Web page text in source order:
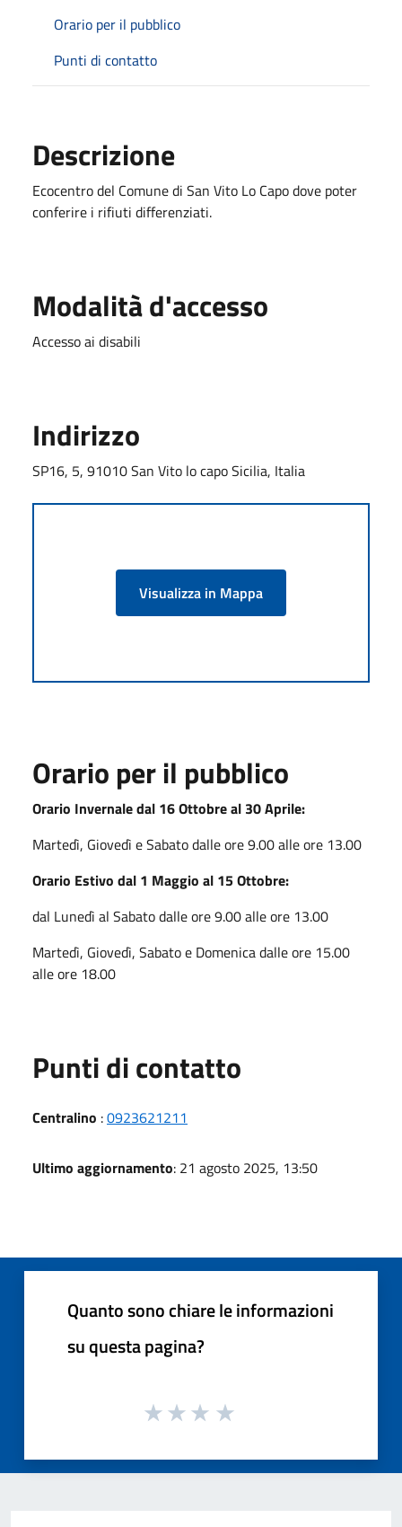
Orario per il pubblico
Punti di contatto
Descrizione
Ecocentro del Comune di San Vito Lo Capo dove poter
conferire i rifiuti differenziati.
Modalità d'accesso
Accesso ai disabili
Indirizzo
SP16, 5, 91010 San Vito lo capo Sicilia, Italia
Visualizza in Mappa
Orario per il pubblico
Orario Invernale dal 16 Ottobre al 30 Aprile:
Martedì, Giovedì e Sabato dalle ore 9.00 alle ore 13.00
Orario Estivo dal 1 Maggio al 15 Ottobre:
dal Lunedì al Sabato dalle ore 9.00 alle ore 13.00
Martedì, Giovedì, Sabato e Domenica dalle ore 15.00
alle ore 18.00
Punti di contatto
Centralino :0923621211
Ultimo aggiornamento: 21 agosto 2025, 13:50
Quanto sono chiare le informazioni
su questa pagina?